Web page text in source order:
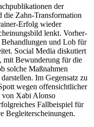
der
die Zahn-Transformation
Erfolg wieder
lenkt. Vorher-
und Lob für
Social Media diskutiert
mit Bewunderung für die
solche Maßnahmen
Im Gegensatz zu
wegen offensichtlicher
von Xabi Alonso
Fallbeispiel für
Begleiterscheinungen.